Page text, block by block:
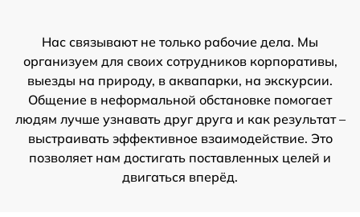
Нас связывают не только рабочие дела. Мы
организуем для своих сотрудников корпоративы,
выезды на природу, в аквапарки, на экскурсии.
Общение в неформальной обстановке помогает
людям лучше узнавать друг друга и как результат –
выстраивать эффективное взаимодействие. Это
позволяет нам достигать поставленных целей и
двигаться вперёд.